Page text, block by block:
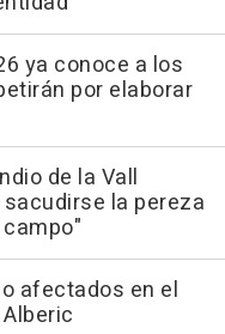
ya conoce a los
por elaborar
de la Vall
sacudirse la pereza
afectados en el